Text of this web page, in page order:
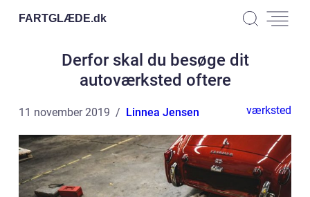
FARTGLÆDE.dk
Derfor skal du besøge dit
autoværksted oftere
11 november 2019 Linnea Jensen værksted